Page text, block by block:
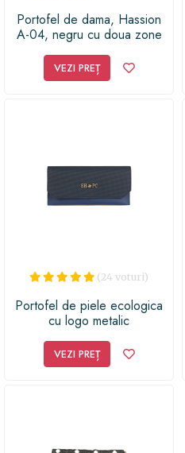
Portofel de dama, Hassion
A-04, negru cu doua zone
VEZI PREȚ
(24 voturi)
Portofel de piele ecologica
cu logo metalic
VEZI PREȚ